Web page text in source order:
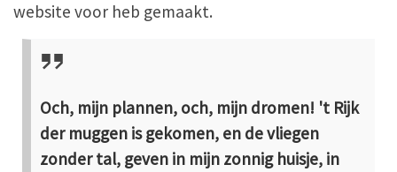
website voor heb gemaakt.
Och, mijn plannen, och, mijn dromen! 't Rijk
der muggen is gekomen, en de vliegen
zonder tal, geven in mijn zonnig huisje, in